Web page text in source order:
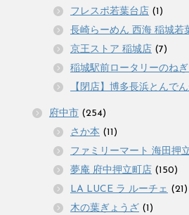
フレスポ若葉台店 (1)
長崎らーめん 西海 稲城若
京王ストア 稲城店 (7)
稲城駅前ロータリーのね
【閉店】博多長浜とんで
府中市 (254)
さか本 (11)
ファミリーマート 海田押
夢庵 府中押立町店 (150)
LA LUCE ラ ルーチェ (21)
木の葉ぎょうざ (1)